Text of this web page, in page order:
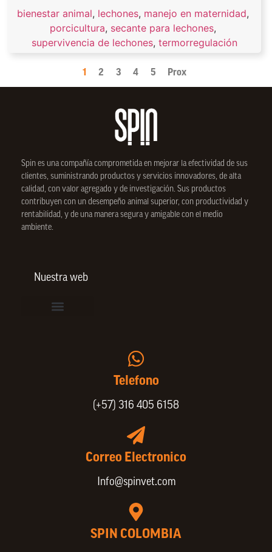
bienestar animal, lechones, manejo en maternidad,
porcicultura, secante para lechones,
supervivencia de lechones, termorregulación
1 2 3 4 5 Prox
Spin es una compañía comprometida en mejorar la efectividad de sus
clientes, suministrando productos y servicios innovadores, de alta
calidad, con valor agregado y de investigación. Sus productos
contribuyen con un desempeño animal superior, con productividad y
rentabilidad, y de una manera segura y amigable con el medio
ambiente.
Nuestra web
Telefono
(+57) 316 405 6158
Correo Electronico
Info@spinvet.com
SPIN COLOMBIA